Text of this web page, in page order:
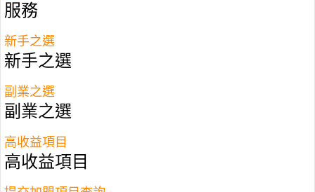
服務
新手之選
新手之選
副業之選
副業之選
高收益項目
高收益項目
Wilson笑言，創業初期壓力極大，父母亦曾因他選
擇放棄做律師去創業而有所不滿。
說到當初為何會選擇修讀法律系，他說，因為家姐